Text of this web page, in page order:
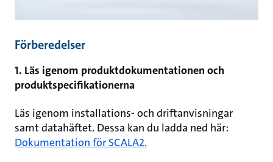
Förberedelser
1. Läs igenom produktdokumentationen och
produktspecifikationerna
Läs igenom installations- och driftanvisningar
samt datahäftet. Dessa kan du ladda ned här:
Dokumentation för SCALA2.